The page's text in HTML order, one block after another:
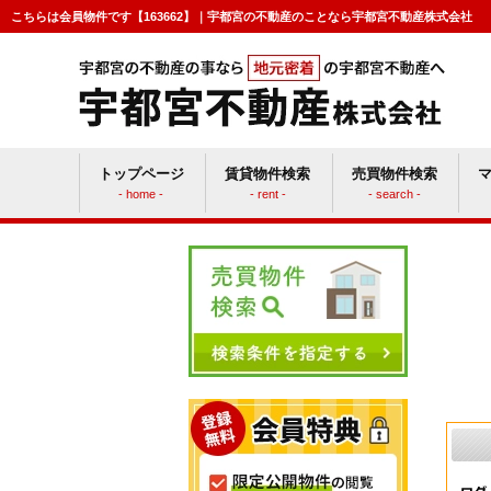
こちらは会員物件です【163662】｜宇都宮の不動産のことなら宇都宮不動産株式会社
トップページ
- home -
賃貸物件検索
- rent -
売買物件検索
- search -
賃貸vs持ち家